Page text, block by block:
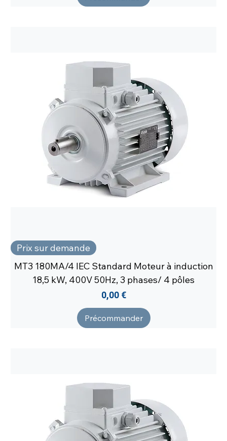
Prix sur demande
MT3 180MA/4 IEC Standard Moteur à induction
18,5 kW, 400V 50Hz, 3 phases/ 4 pôles
Prix
0,00 €
Précommander